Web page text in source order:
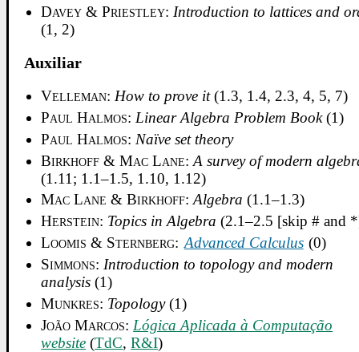
Davey & Priestley:Introduction to lattices and
(1, 2)
Auxiliar
Velleman: How to prove it(1.3, 1.4, 2.3, 4, 5, 7)
Paul Halmos: Linear Algebra Problem Book(1)
Paul Halmos: Naïve set theory
Birkhoff & Mac Lane:A survey of modern
(1.11; 1.1–1.5, 1.10, 1.12)
Mac Lane & Birkhoff:Algebra (1.1–1.3)
Herstein: Topics in Algebra (2.1–2.5 [skip # and
Loomis & Sternberg: Advanced Calculus (0)
Simmons: Introduction to topology and modern
analysis (1)
Munkres: Topology(1)
João Marcos: Lógica Aplicada à Computação
website (TdC,R&I)